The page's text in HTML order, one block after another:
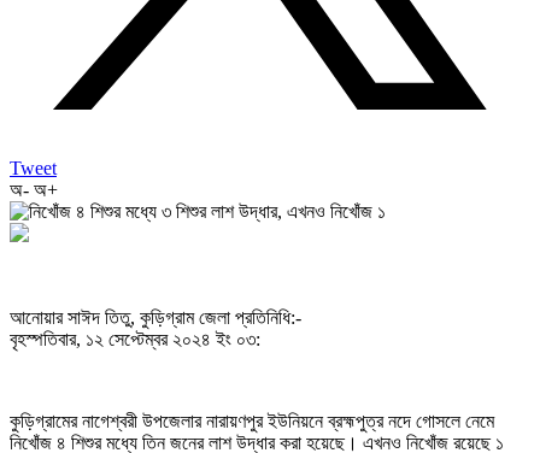
Tweet
অ- অ+
আনোয়ার সাঈদ তিতু, কুড়িগ্রাম জেলা প্রতিনিধি:-
বৃহস্পতিবার, ১২ সেপ্টেম্বর ২০২৪ ইং ০৩:
কুড়িগ্রামের নাগেশ্বরী উপজেলার নারায়ণপুর ইউনিয়নে ব্রহ্মপুত্র নদে গোসলে নেমে
নিখোঁজ ৪ শিশুর মধ্যে তিন জনের লাশ উদ্ধার করা হয়েছে। এখনও নিখোঁজ রয়েছে ১